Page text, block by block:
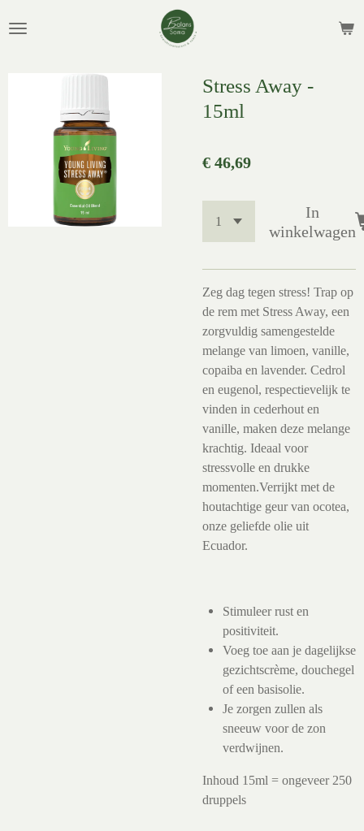
direct
Stress Away -
15ml
€ 46,69
In
winkelwagen
Zeg dag tegen stress! Trap op
de rem met Stress Away, een
zorgvuldig samengestelde
melange van limoen, vanille,
copaiba en lavender. Cedrol
en eugenol, respectievelijk te
vinden in cederhout en
vanille, maken deze melange
krachtig. Ideaal voor
stressvolle en drukke
momenten.Verrijkt met de
houtachtige geur van ocotea,
onze geliefde olie uit
Ecuador.
Stimuleer rust en
positiviteit.
Voeg toe aan je dagelijkse
gezichtscrème, douchegel
of een basisolie.
Je zorgen zullen als
sneeuw voor de zon
verdwijnen.
Inhoud 15ml = ongeveer 250
druppels